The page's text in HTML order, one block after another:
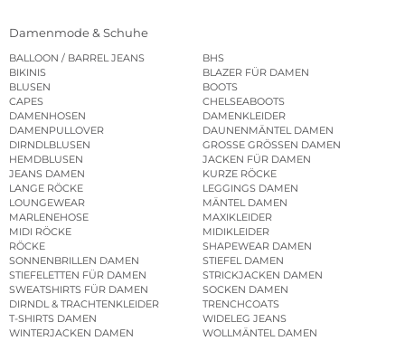
Damenmode & Schuhe
BALLOON / BARREL JEANS
BHS
BIKINIS
BLAZER FÜR DAMEN
BLUSEN
BOOTS
CAPES
CHELSEABOOTS
DAMENHOSEN
DAMENKLEIDER
DAMENPULLOVER
DAUNENMÄNTEL DAMEN
DIRNDLBLUSEN
GROSSE GRÖSSEN DAMEN
HEMDBLUSEN
JACKEN FÜR DAMEN
JEANS DAMEN
KURZE RÖCKE
LANGE RÖCKE
LEGGINGS DAMEN
LOUNGEWEAR
MÄNTEL DAMEN
MARLENEHOSE
MAXIKLEIDER
MIDI RÖCKE
MIDIKLEIDER
RÖCKE
SHAPEWEAR DAMEN
SONNENBRILLEN DAMEN
STIEFEL DAMEN
STIEFELETTEN FÜR DAMEN
STRICKJACKEN DAMEN
SWEATSHIRTS FÜR DAMEN
SOCKEN DAMEN
DIRNDL & TRACHTENKLEIDER
TRENCHCOATS
T-SHIRTS DAMEN
WIDELEG JEANS
WINTERJACKEN DAMEN
WOLLMÄNTEL DAMEN